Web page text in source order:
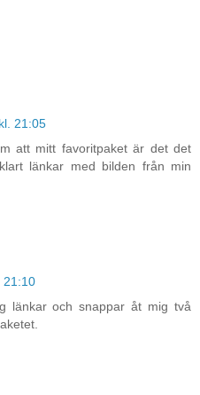
21:05
att mitt favoritpaket är det det
länkar med bilden från min
21:10
länkar och snappar åt mig två